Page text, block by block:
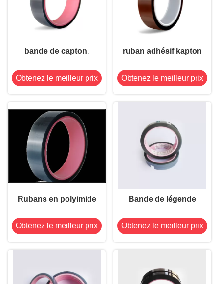
bande de capton.
Obtenez le meilleur prix
ruban adhésif kapton
Obtenez le meilleur prix
Rubans en polyimide
Obtenez le meilleur prix
Bande de légende
Obtenez le meilleur prix